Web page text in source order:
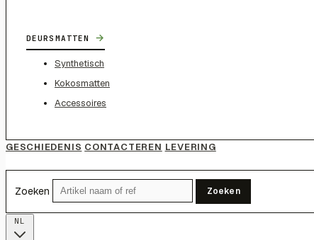
DEURSMATTEN →
Synthetisch
Kokosmatten
Accessoires
GESCHIEDENIS CONTACTEREN LEVERING
Zoeken Zoeken